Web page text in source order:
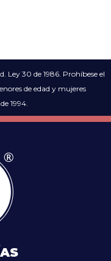
Ley 30 de 1986. Prohíbese el
de edad y mujeres
1994.